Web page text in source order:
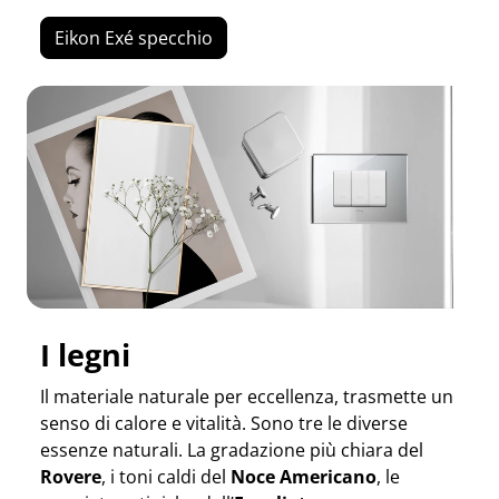
Eikon Exé specchio
I legni
Il materiale naturale per eccellenza, trasmette un
senso di calore e vitalità. Sono tre le diverse
essenze naturali. La gradazione più chiara del
Rovere, i toni caldi del Noce Americano, le